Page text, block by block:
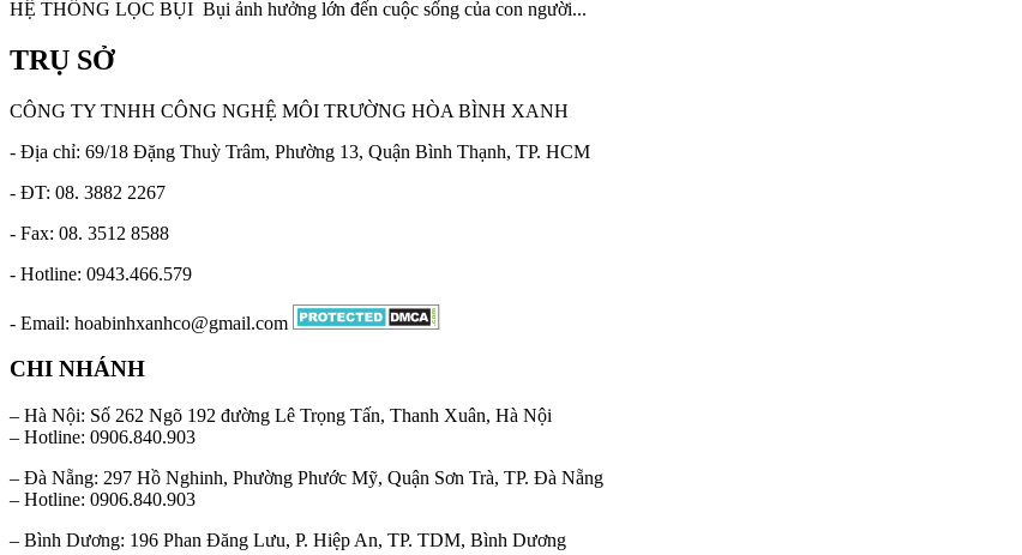
HỆ THỐNG LỌC BỤI Bụi ảnh hưởng lớn đến cuộc sống của con người...
TRỤ SỞ
CÔNG TY TNHH CÔNG NGHỆ MÔI TRƯỜNG HÒA BÌNH XANH
- Địa chỉ: 69/18 Đặng Thuỳ Trâm, Phường 13, Quận Bình Thạnh, TP. HCM
- ĐT: 08. 3882 2267
- Fax: 08. 3512 8588
- Hotline: 0943.466.579
- Email: hoabinhxanhco@gmail.com
CHI NHÁNH
– Hà Nội: Số 262 Ngõ 192 đường Lê Trọng Tấn, Thanh Xuân, Hà Nội
– Hotline: 0906.840.903
– Đà Nẵng: 297 Hồ Nghinh, Phường Phước Mỹ, Quận Sơn Trà, TP. Đà Nẵng
– Hotline: 0906.840.903
– Bình Dương: 196 Phan Đăng Lưu, P. Hiệp An, TP. TDM, Bình Dương